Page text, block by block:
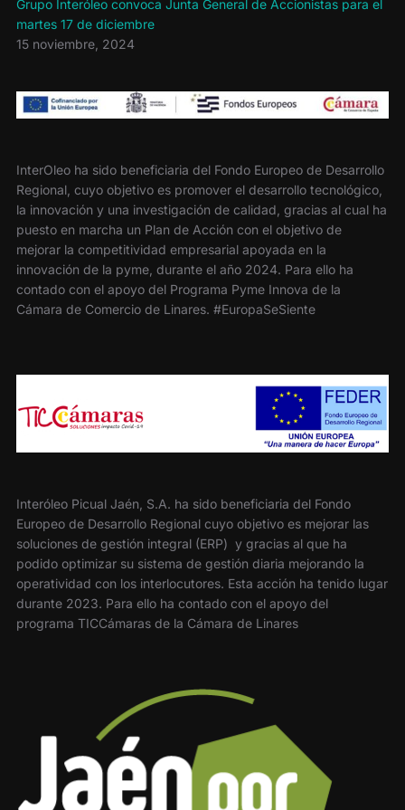
Grupo Interóleo convoca Junta General de Accionistas para el
martes 17 de diciembre
15 noviembre, 2024
InterOleo ha sido beneficiaria del Fondo Europeo de Desarrollo
Regional, cuyo objetivo es promover el desarrollo tecnológico,
la innovación y una investigación de calidad, gracias al cual ha
puesto en marcha un Plan de Acción con el objetivo de
mejorar la competitividad empresarial apoyada en la
innovación de la pyme, durante el año 2024. Para ello ha
contado con el apoyo del Programa Pyme Innova de la
Cámara de Comercio de Linares. #EuropaSeSiente
Interóleo Picual Jaén, S.A. ha sido beneficiaria del Fondo
Europeo de Desarrollo Regional cuyo objetivo es mejorar las
soluciones de gestión integral (ERP) y gracias al que ha
podido optimizar su sistema de gestión diaria mejorando la
operatividad con los interlocutores. Esta acción ha tenido lugar
durante 2023. Para ello ha contado con el apoyo del
programa TICCámaras de la Cámara de Linares